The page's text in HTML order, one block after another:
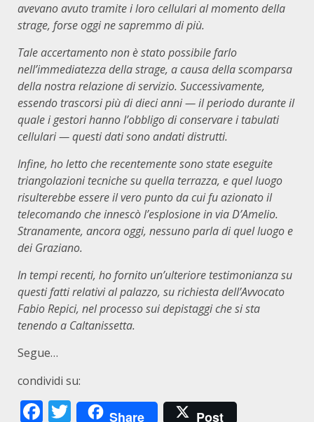
avevano avuto tramite i loro cellulari al momento della
strage, forse oggi ne sapremmo di più.
Tale accertamento non è stato possibile farlo
nell’immediatezza della strage, a causa della scomparsa
della nostra relazione di servizio. Successivamente,
essendo trascorsi più di dieci anni — il periodo durante il
quale i gestori hanno l’obbligo di conservare i tabulati
cellulari — questi dati sono andati distrutti.
Infine, ho letto che recentemente sono state eseguite
triangolazioni tecniche su quella terrazza, e quel luogo
risulterebbe essere il vero punto da cui fu azionato il
telecomando che innescò l’esplosione in via D’Amelio.
Stranamente, ancora oggi, nessuno parla di quel luogo e
dei Graziano.
In tempi recenti, ho fornito un’ulteriore testimonianza su
questi fatti relativi al palazzo, su richiesta dell’Avvocato
Fabio Repici, nel processo sui depistaggi che si sta
tenendo a Caltanissetta.
Segue…
condividi su:
Facebook
Twitter
Share Post